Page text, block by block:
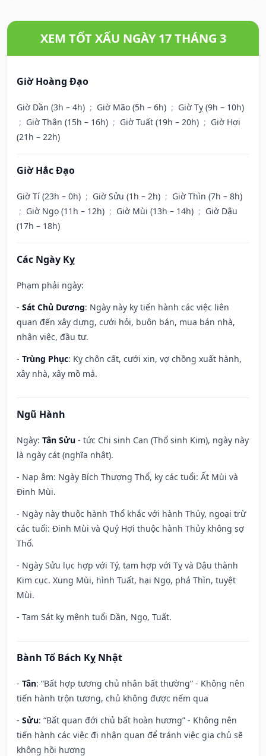
XEM TỐT XẤU NGÀY 17 THÁNG 3
Giờ Hoàng Đạo
Giờ Dần (3h – 4h) ; Giờ Mão (5h – 6h) ; Giờ Tỵ (9h – 10h)
; Giờ Thân (15h – 16h) ; Giờ Tuất (19h – 20h) ; Giờ Hợi
(21h – 22h)
Giờ Hắc Đạo
Giờ Tí (23h – 0h) ; Giờ Sửu (1h – 2h) ; Giờ Thìn (7h – 8h)
; Giờ Ngọ (11h – 12h) ; Giờ Mùi (13h – 14h) ; Giờ Dậu
(17h – 18h)
Các Ngày Kỵ
Phạm phải ngày:
- Sát Chủ Dương: Ngày này kỵ tiến hành các việc liên
quan đến xây dựng, cưới hỏi, buôn bán, mua bán nhà,
nhận việc, đầu tư.
- Trùng Phục: Kỵ chôn cất, cưới xin, vợ chồng xuất hành,
xây nhà, xây mồ mả.
Ngũ Hành
Ngày: Tân Sửu - tức Chi sinh Can (Thổ sinh Kim), ngày này
là ngày cát (nghĩa nhật).
- Nạp âm: Ngày Bích Thượng Thổ, kỵ các tuổi: Ất Mùi và
Đinh Mùi.
- Ngày này thuộc hành Thổ khắc với hành Thủy, ngoại trừ
các tuổi: Đinh Mùi và Quý Hợi thuộc hành Thủy không sợ
Thổ.
- Ngày Sửu lục hợp với Tý, tam hợp với Tỵ và Dậu thành
Kim cục. Xung Mùi, hình Tuất, hại Ngọ, phá Thìn, tuyệt
Mùi.
- Tam Sát kỵ mệnh tuổi Dần, Ngọ, Tuất.
Bành Tổ Bách Kỵ Nhật
- Tân: “Bất hợp tương chủ nhân bất thường” - Không nên
tiến hành trộn tương, chủ không được nếm qua
- Sửu: “Bất quan đới chủ bất hoàn hương” - Không nên
tiến hành các việc đi nhận quan để tránh việc gia chủ sẽ
không hồi hương